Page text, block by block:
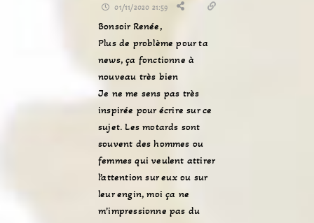
01/11/2020 21:59
Bonsoir Renée,
Plus de problème pour ta
news, ça fonctionne à
nouveau très bien
Je ne me sens pas très
inspirée pour écrire sur ce
sujet. Les motards sont
souvent des hommes ou
femmes qui veulent attirer
l’attention sur eux ou sur
leur engin, moi ça ne
m’impressionne pas du